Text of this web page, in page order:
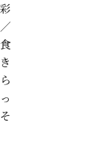
彩
／
食
き
ら
っ
そ